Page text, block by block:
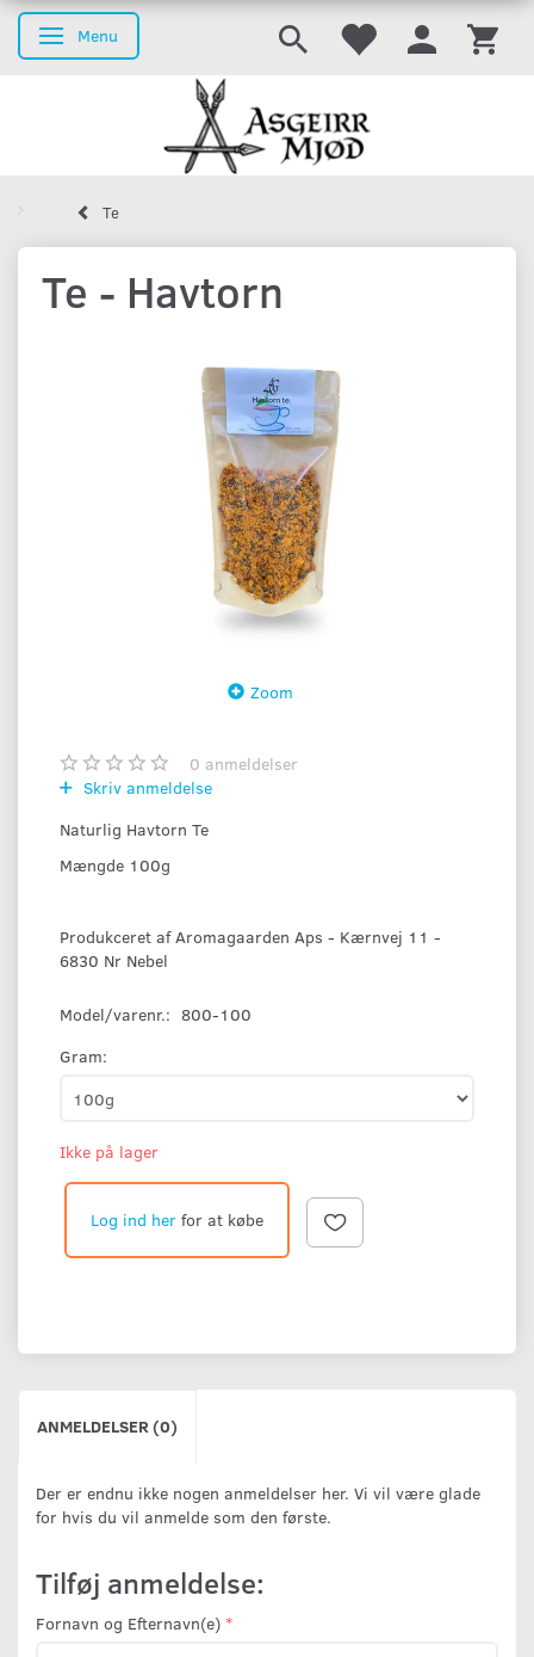
Skifte navigation
Menu
Te
Te - Havtorn
Zoom
0 anmeldelser
Skriv anmeldelse
Naturlig Havtorn Te
Mængde 100g
Produkceret af Aromagaarden Aps - Kærnvej 11 -
6830 Nr Nebel
Model/varenr.: 800-100
Gram:
Ikke på lager
Log ind her for at købe
ANMELDELSER (0)
Der er endnu ikke nogen anmeldelser her. Vi vil være glade
for hvis du vil anmelde som den første.
Tilføj anmeldelse:
Fornavn og Efternavn(e)